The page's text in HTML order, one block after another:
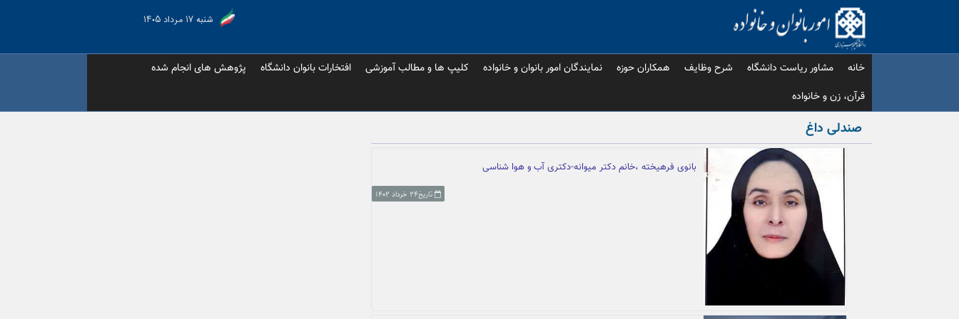
شنبه ۱۷ مرداد ۱۴۰۵
خانه مشاور ریاست دانشگاه شرح وظایف همکاران حوزه نمایندگان امور بانوان و خانواده کلیپ ها و مطالب آموزشی افتخارات بانوان دانشگاه
پژوهش های انجام شده
قرآن، زن و خانواده
صندلی داغ
بانوی فرهیخته ،خانم دکتر میوانه-دکتری آب و هوا شناسی
تاریخ۲۴ خرداد ۱۴۰۲